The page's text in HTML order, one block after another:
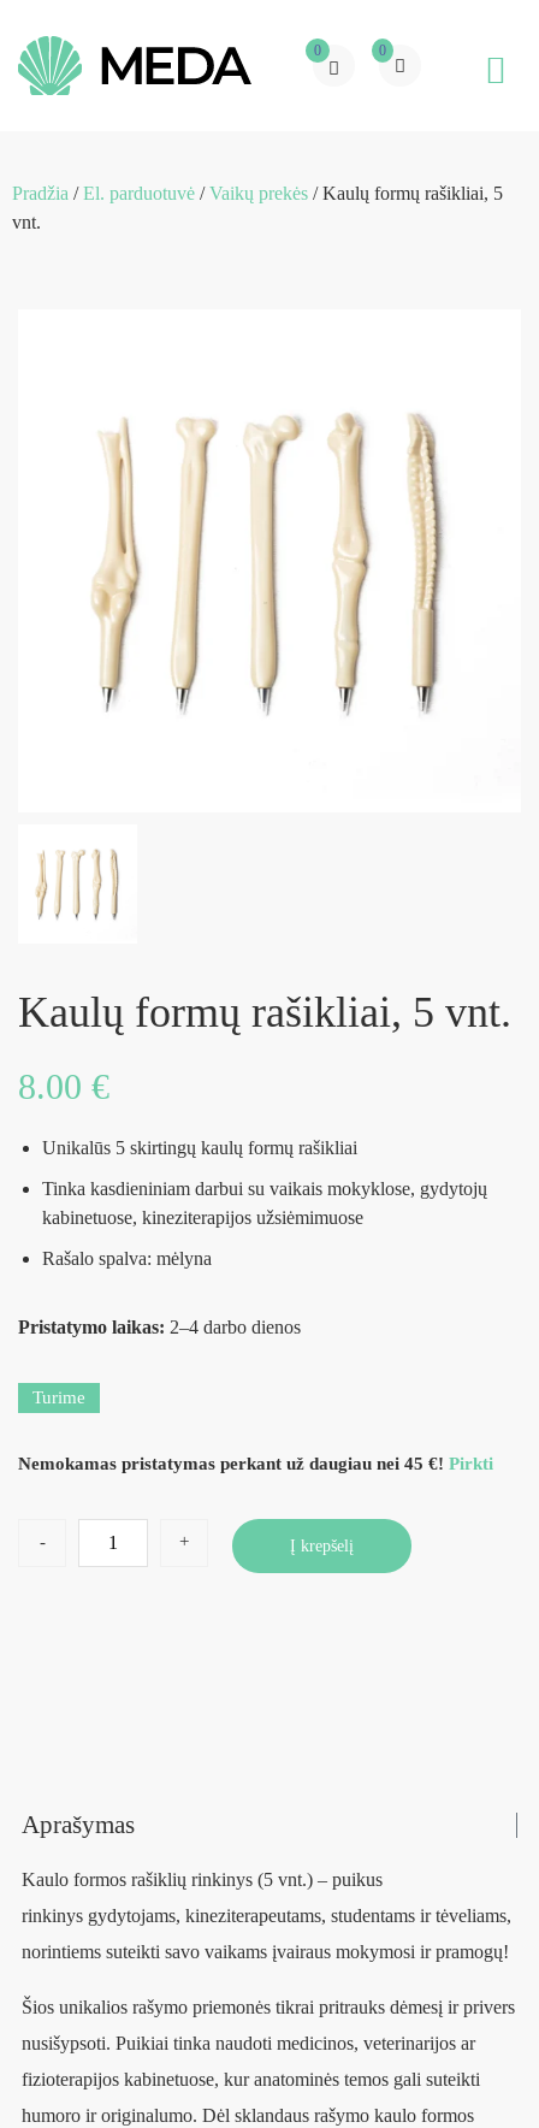
0 0
Pradžia /El. parduotuvė /Vaikų prekės / Kaulų formų rašikliai, 5
vnt.
Kaulų formų rašikliai, 5 vnt.
8.00 €
Unikalūs 5 skirtingų kaulų formų rašikliai
Tinka kasdieniniam darbui su vaikais mokyklose, gydytojų
kabinetuose, kineziterapijos užsiėmimuose
Rašalo spalva: mėlyna
Pristatymo laikas: 2–4 darbo dienos
Turime
Nemokamas pristatymas perkant už daugiau nei 45 €! Pirkti
- + Į krepšelį
Aprašymas
Kaulo formos rašiklių rinkinys (5 vnt.) – puikus
rinkinys gydytojams, kineziterapeutams, studentams ir tėveliams,
norintiems suteikti savo vaikams įvairaus mokymosi ir pramogų!
Šios unikalios rašymo priemonės tikrai pritrauks dėmesį ir privers
nusišypsoti. Puikiai tinka naudoti medicinos, veterinarijos ar
fizioterapijos kabinetuose, kur anatominės temos gali suteikti
humoro ir originalumo. Dėl sklandaus rašymo kaulo formos